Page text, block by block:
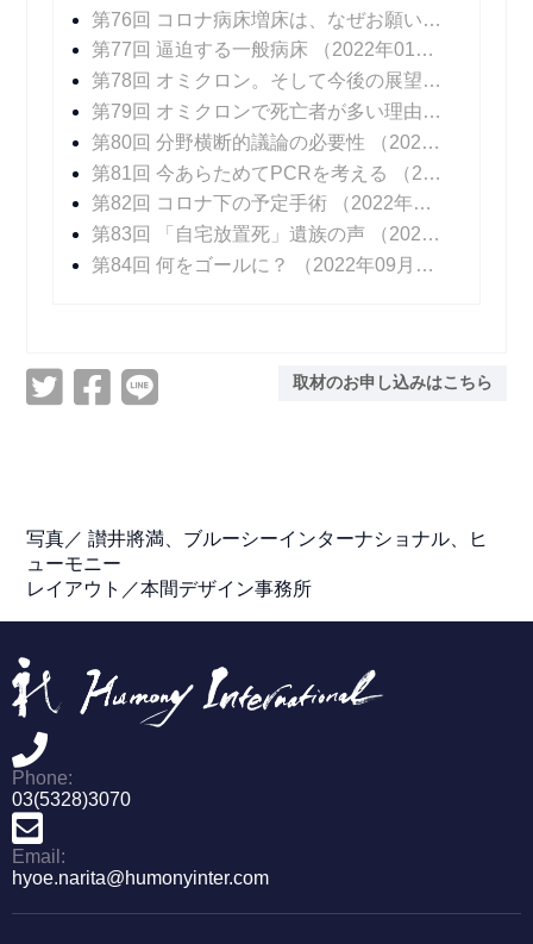
第76回 コロナ病床増床は、なぜお願いベースなのか？
第77回 逼迫する一般病床
（2022年01月24日 掲載）
第78回 オミクロン。そして今後の展望
（2022年
第79回 オミクロンで死亡者が多い理由
（2022年
第80回 分野横断的議論の必要性
（2022年03月21日 掲載）
第81回 今あらためてPCRを考える
（2022年04月04日 掲載）
第82回 コロナ下の予定手術
（2022年04月25日 掲載）
第83回 「自宅放置死」遺族の声
（2022年05月23日 掲載）
第84回 何をゴールに？
（2022年09月09日 掲載）
取材のお申し込みはこちら
写真／讃井將満、ブルーシーインターナショナル、ヒ
ューモニー
レイアウト／本間デザイン事務所
Phone:
03(5328)3070
Email:
hyoe.narita@humonyinter.com